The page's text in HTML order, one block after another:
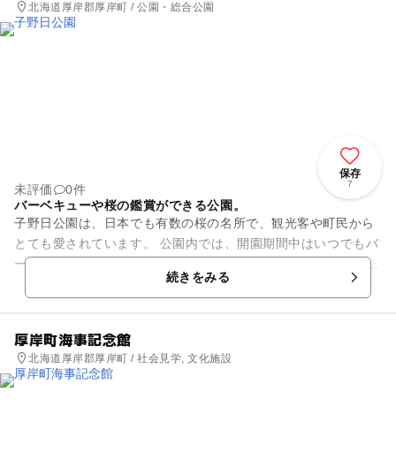
北海道厚岸郡厚岸町 / 公園・総合公園
保存
7
未評価
0件
バーベキューや桜の鑑賞ができる公園。
子野日公園は、日本でも有数の桜の名所で、観光客や町民から
とても愛されています。 公園内では、開園期間中はいつでもバ
ーベキューを楽しむことができます また、子どもが遊べる遊
続きをみる
厚岸町海事記念館
北海道厚岸郡厚岸町 / 社会見学, 文化施設